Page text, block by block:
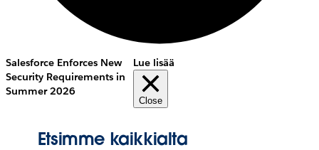
Salesforce Enforces New
Security Requirements in
Summer 2026
Lue lisää
Close
Etsimme kaikkialta